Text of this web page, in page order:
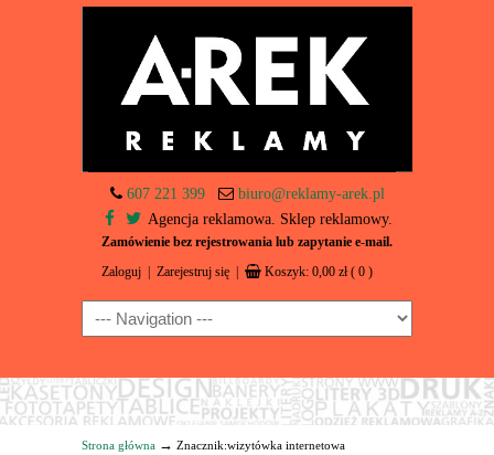
607 221 399
biuro@reklamy-arek.pl
Agencja reklamowa. Sklep reklamowy.
Zamówienie bez rejestrowania lub zapytanie e-mail.
Zaloguj Zarejestruj się Koszyk: 0,00 zł ( 0 )
Navigation
Strona główna → Znacznik:wizytówka internetowa